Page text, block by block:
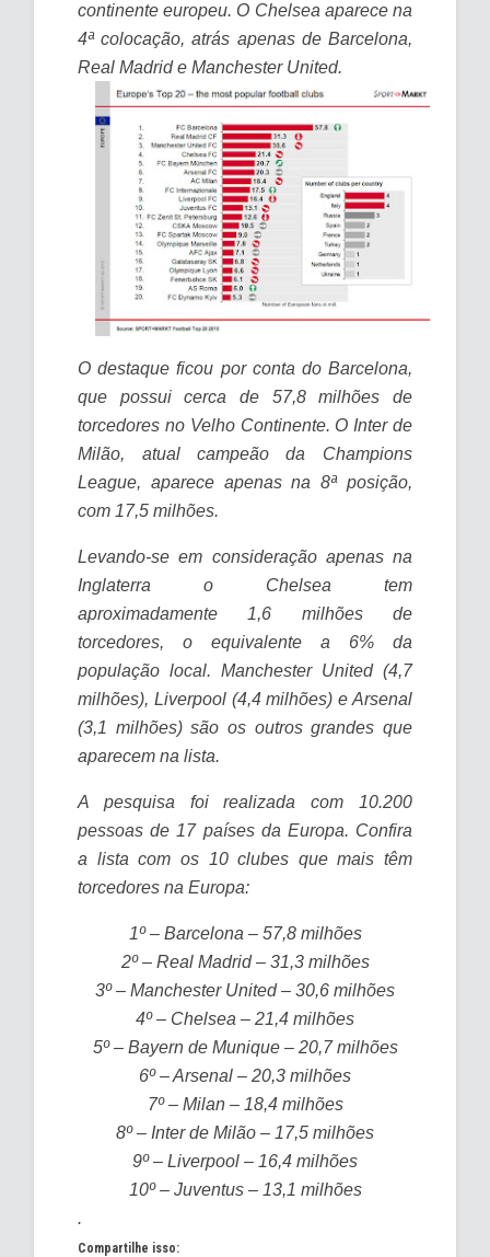
continente europeu. O Chelsea aparece na
4ª colocação, atrás apenas de Barcelona,
Real Madrid e Manchester United.
O destaque ficou por conta do Barcelona,
que possui cerca de 57,8 milhões de
torcedores no Velho Continente. O Inter de
Milão, atual campeão da Champions
League, aparece apenas na 8ª posição,
com 17,5 milhões.
Levando-se em consideração apenas na
Inglaterra o Chelsea tem
aproximadamente 1,6 milhões de
torcedores, o equivalente a 6% da
população local. Manchester United (4,7
milhões), Liverpool (4,4 milhões) e Arsenal
(3,1 milhões) são os outros grandes que
aparecem na lista.
A pesquisa foi realizada com 10.200
pessoas de 17 países da Europa. Confira
a lista com os 10 clubes que mais têm
torcedores na Europa:
1º – Barcelona – 57,8 milhões
2º – Real Madrid – 31,3 milhões
3º – Manchester United – 30,6 milhões
4º – Chelsea – 21,4 milhões
5º – Bayern de Munique – 20,7 milhões
6º – Arsenal – 20,3 milhões
7º – Milan – 18,4 milhões
8º – Inter de Milão – 17,5 milhões
9º – Liverpool – 16,4 milhões
10º – Juventus – 13,1 milhões
.
Compartilhe isso: